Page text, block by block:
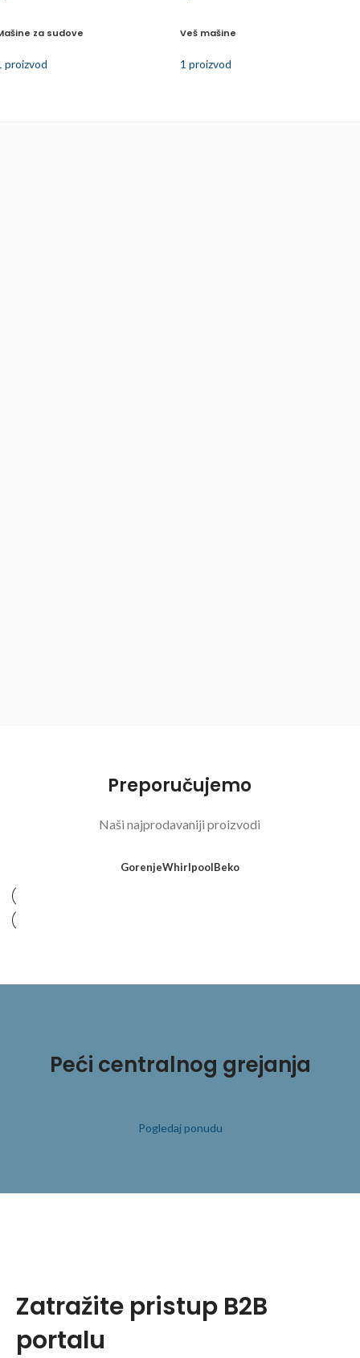
za sudove
proizvod
Veš mašine
1 proizvod
Preporučujemo
Naši najprodavaniji proizvodi
GorenjeWhirlpoolBeko
Peći centralnog grejanja
Pogledaj ponudu
Zatražite pristup B2B
portalu